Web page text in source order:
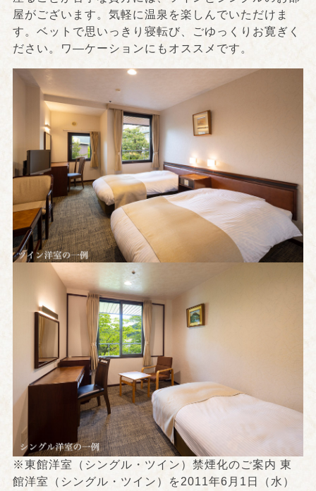
屋がございます。気軽に温泉を楽しんでいただけま
す。ベットで思いっきり寝転び、ごゆっくりお寛ぎく
ださい。ワ―ケーションにもオススメです。
※東館洋室（シングル・ツイン）禁煙化のご案内 東
館洋室（シングル・ツイン）を2011年6月1日（水）